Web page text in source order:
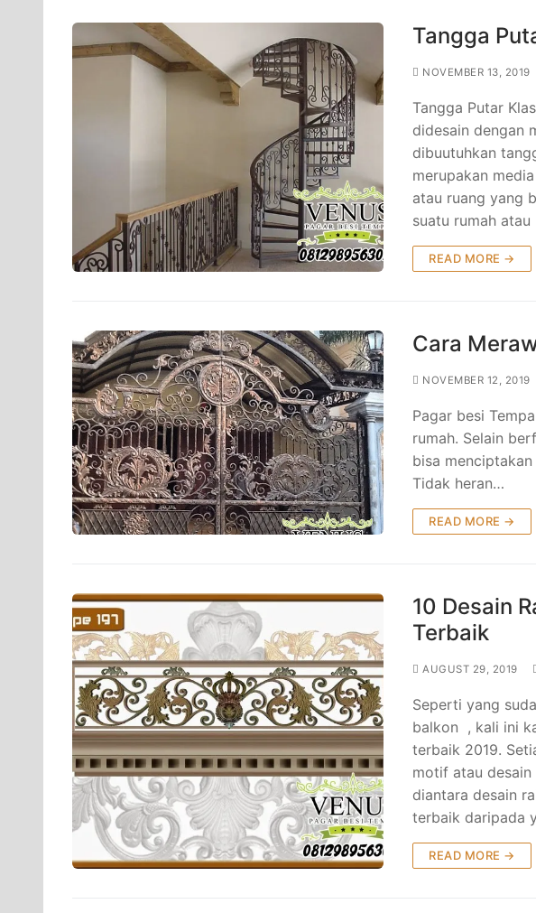
Tangga
NOVEMBER 13, 2019
Tangga Putar
didesain dengan
dibuutuhkan
merupakan
atau ruang yang
suatu rumah
READ MORE →
Cara
NOVEMBER 12, 2019
Pagar besi
rumah. Selain
bisa
Tidak heran…
READ MORE →
10 Desain
Terbaik
AUGUST 29, 2019
Seperti yang
balkon , kali ini
terbaik 2019.
motif atau desain
diantara desain
terbaik daripada
READ MORE →